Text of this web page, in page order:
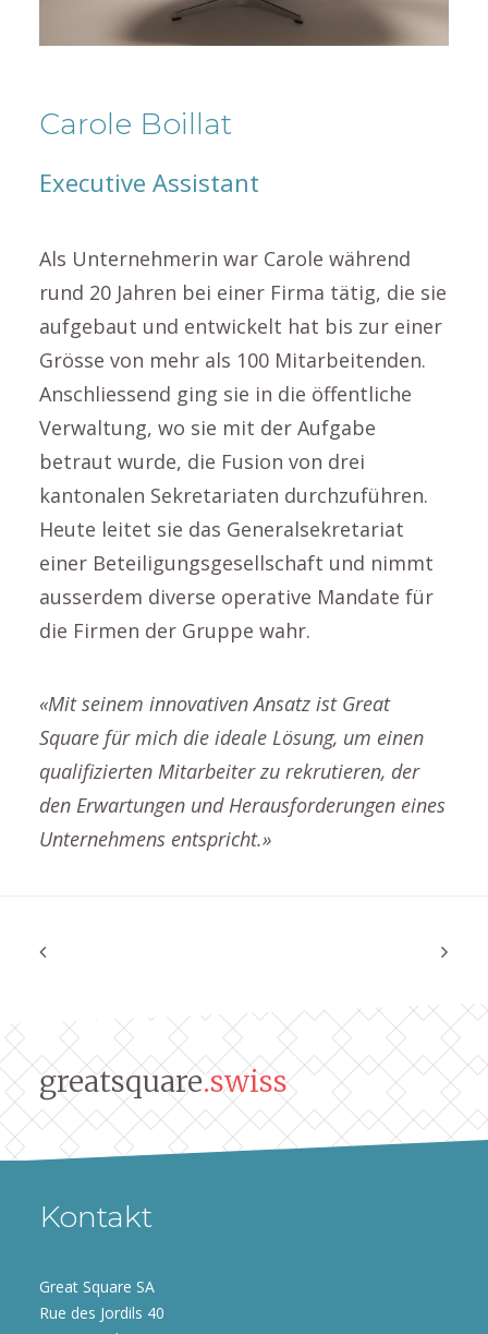
Carole Boillat
Executive Assistant
Als Unternehmerin war Carole während
rund 20 Jahren bei einer Firma tätig, die sie
aufgebaut und entwickelt hat bis zur einer
Grösse von mehr als 100 Mitarbeitenden.
Anschliessend ging sie in die öffentliche
Verwaltung, wo sie mit der Aufgabe
betraut wurde, die Fusion von drei
kantonalen Sekretariaten durchzuführen.
Heute leitet sie das Generalsekretariat
einer Beteiligungsgesellschaft und nimmt
ausserdem diverse operative Mandate für
die Firmen der Gruppe wahr.
«Mit seinem innovativen Ansatz ist Great
Square für mich die ideale Lösung, um einen
qualifizierten Mitarbeiter zu rekrutieren, der
den Erwartungen und Herausforderungen eines
Unternehmens entspricht.»
greatsquare.swiss
Kontakt
Great Square SA
Rue des Jordils 40